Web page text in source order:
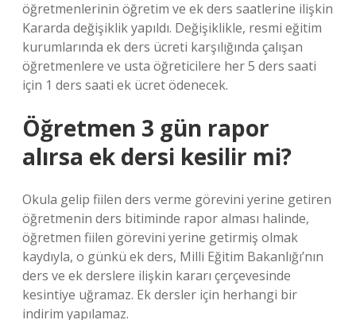
öğretmenlerinin öğretim ve ek ders saatlerine ilişkin
Kararda değişiklik yapıldı. Değişiklikle, resmi eğitim
kurumlarında ek ders ücreti karşılığında çalışan
öğretmenlere ve usta öğreticilere her 5 ders saati
için 1 ders saati ek ücret ödenecek.
Öğretmen 3 gün rapor
alırsa ek dersi kesilir mi?
Okula gelip fiilen ders verme görevini yerine getiren
öğretmenin ders bitiminde rapor alması halinde,
öğretmen fiilen görevini yerine getirmiş olmak
kaydıyla, o günkü ek ders, Milli Eğitim Bakanlığı’nın
ders ve ek derslere ilişkin kararı çerçevesinde
kesintiye uğramaz. Ek dersler için herhangi bir
indirim yapılamaz.